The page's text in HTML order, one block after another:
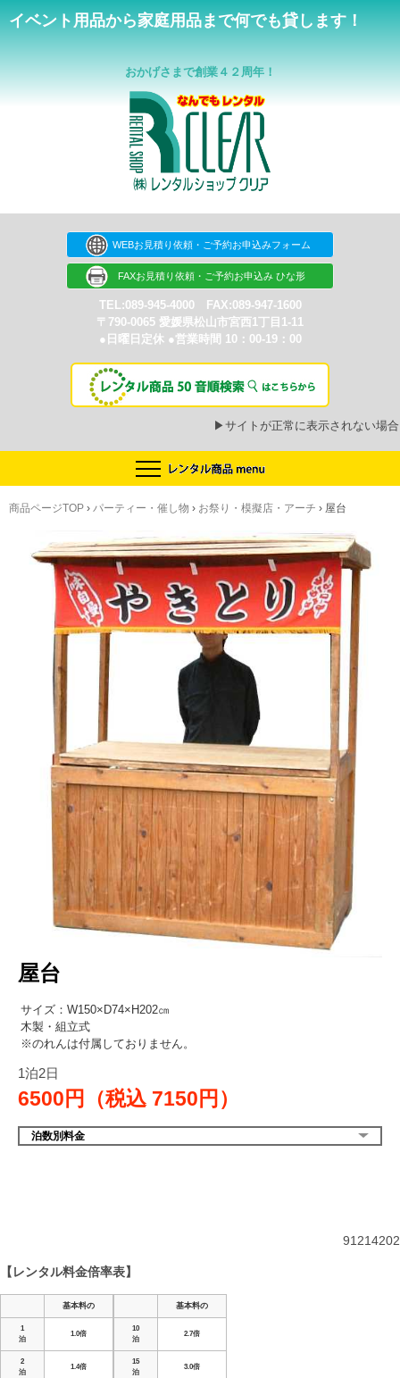
イベント用品から家庭用品まで何でも貸します！
おかげさまで創業４２周年！
WEBお見積り依頼・ご予約お申込みフォーム
FAXお見積り依頼・ご予約お申込み ひな形
TEL:089-945-4000 FAX:089-947-1600
〒790-0065 愛媛県松山市宮西1丁目1-11
●日曜日定休 ●営業時間 10：00-19：00
▶サイトが正常に表示されない場合
商品ページTOP › パーティー・催し物 › お祭り・模擬店・アーチ › 屋台
屋台
サイズ：W150×D74×H202㎝
木製・組立式
※のれんは付属しておりません。
1泊2日
6500円（税込 7150円）
泊数別料金
91214202
【レンタル料金倍率表】
基本料の
1
泊
1.0倍
2
泊
1.4倍
基本料の
10
泊
2.7倍
15
泊
3.0倍